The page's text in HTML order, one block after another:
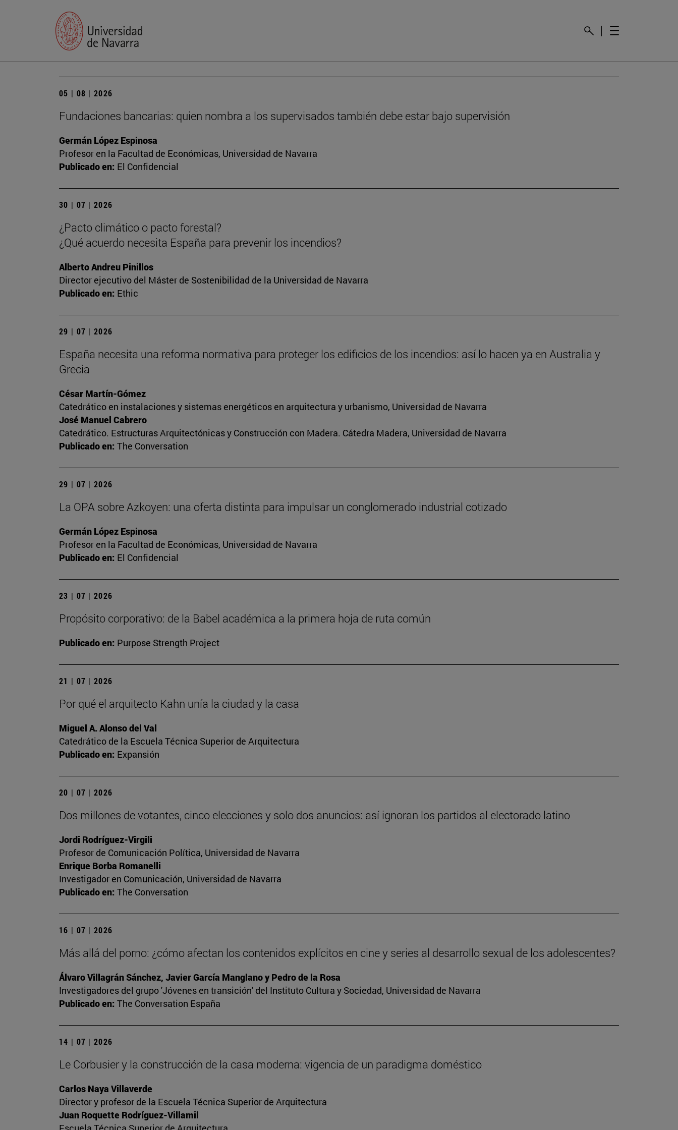
05 | 08 | 2026
Fundaciones bancarias: quien nombra a los supervisados también debe estar bajo supervisión
Germán López Espinosa
Profesor en la Facultad de Económicas, Universidad de Navarra
Publicado en: El Confidencial
30 | 07 | 2026
¿Pacto climático o pacto forestal?
¿Qué acuerdo necesita España para prevenir los incendios?
Alberto Andreu Pinillos
Director ejecutivo del Máster de Sostenibilidad de la Universidad de Navarra
Publicado en: Ethic
29 | 07 | 2026
España necesita una reforma normativa para proteger los edificios de los incendios: así lo hacen ya en Australia y
Grecia
César Martín-Gómez
Catedrático en instalaciones y sistemas energéticos en arquitectura y urbanismo, Universidad de Navarra
José Manuel Cabrero
Catedrático. Estructuras Arquitectónicas y Construcción con Madera. Cátedra Madera, Universidad de Navarra
Publicado en: The Conversation
29 | 07 | 2026
La OPA sobre Azkoyen: una oferta distinta para impulsar un conglomerado industrial cotizado
Germán López Espinosa
Profesor en la Facultad de Económicas, Universidad de Navarra
Publicado en: El Confidencial
23 | 07 | 2026
Propósito corporativo: de la Babel académica a la primera hoja de ruta común
Publicado en: Purpose Strength Project
21 | 07 | 2026
Por qué el arquitecto Kahn unía la ciudad y la casa
Miguel A. Alonso del Val
Catedrático de la Escuela Técnica Superior de Arquitectura
Publicado en: Expansión
20 | 07 | 2026
Dos millones de votantes, cinco elecciones y solo dos anuncios: así ignoran los partidos al electorado latino
Jordi Rodríguez-Virgili
Profesor de Comunicación Política, Universidad de Navarra
Enrique Borba Romanelli
Investigador en Comunicación, Universidad de Navarra
Publicado en: The Conversation
16 | 07 | 2026
Más allá del porno: ¿cómo afectan los contenidos explícitos en cine y series al desarrollo sexual de los adolescentes?
Álvaro Villagrán Sánchez, Javier García Manglano y Pedro de la Rosa
Investigadores del grupo 'Jóvenes en transición' del Instituto Cultura y Sociedad, Universidad de Navarra
Publicado en: The Conversation España
14 | 07 | 2026
Le Corbusier y la construcción de la casa moderna: vigencia de un paradigma doméstico
Carlos Naya Villaverde
Director y profesor de la Escuela Técnica Superior de Arquitectura
Juan Roquette Rodríguez-Villamil